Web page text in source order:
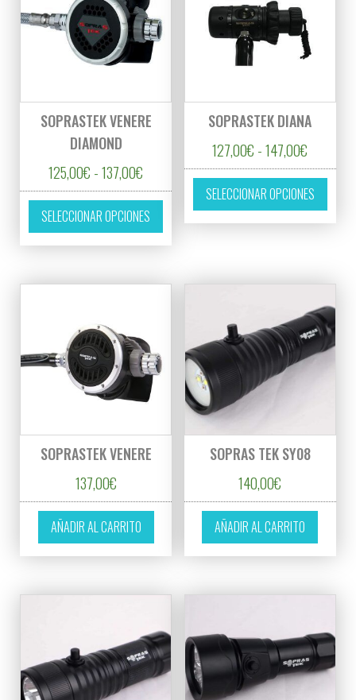
SOPRASTEK VENERE
DIAMOND
125,00€ -137,00€ Rango de precios: desde 125,00€ hasta
SELECCIONAR OPCIONES
Este producto tiene múltiples variantes.
SOPRASTEK DIANA
127,00€ - 147,00€
SELECCIONAR OPCIONES
Este
SOPRASTEK VENERE
137,00€
AÑADIR AL CARRITO
SOPRAS TEK SY08
140,00€
AÑADIR AL CARRITO